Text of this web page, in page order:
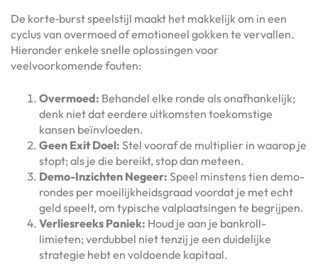
De korte‑burst speelstijl maakt het makkelijk om in een
cyclus van overmoed of emotioneel gokken te vervallen.
Hieronder enkele snelle oplossingen voor
veelvoorkomende fouten:
Overmoed: Behandel elke ronde als onafhankelijk;
denk niet dat eerdere uitkomsten toekomstige
kansen beïnvloeden.
Geen Exit Doel: Stel vooraf de multiplier in waarop je
stopt; als je die bereikt, stop dan meteen.
Demo-Inzichten Negeer: Speel minstens tien demo-
rondes per moeilijkheidsgraad voordat je met echt
geld speelt, om typische valplaatsingen te begrijpen.
Verliesreeks Paniek: Houd je aan je bankroll-
limieten; verdubbel niet tenzij je een duidelijke
strategie hebt en voldoende kapitaal.